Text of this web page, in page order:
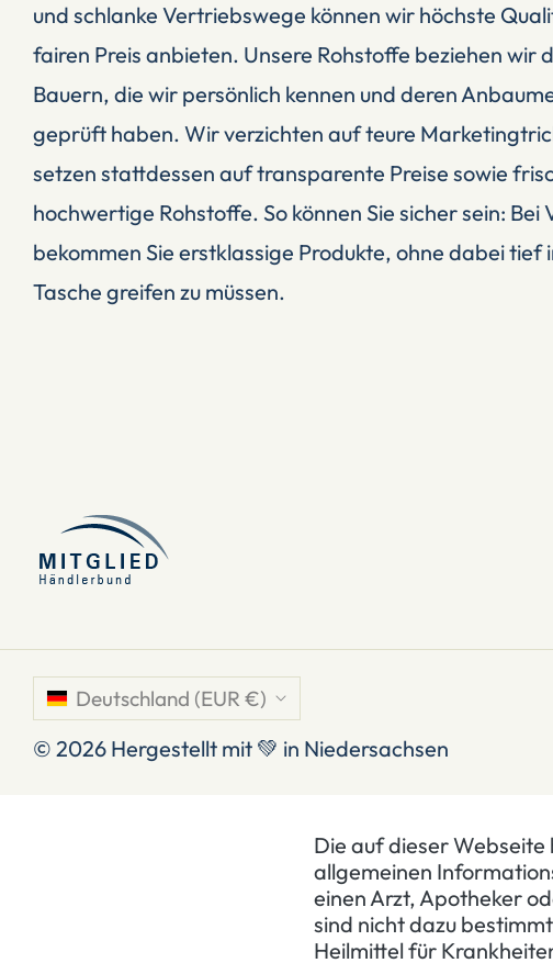
und schlanke Vertriebswege können wir höchste
fairen Preis anbieten. Unsere Rohstoffe beziehen wir
Bauern, die wir persönlich kennen und deren
geprüft haben. Wir verzichten auf teure
setzen stattdessen auf transparente Preise sowie
hochwertige Rohstoffe. So können Sie sicher sein: Bei
bekommen Sie erstklassige Produkte, ohne dabei tief
Tasche greifen zu müssen.
Deutschland (EUR €)
© 2026 Hergestellt mit 💚 in Niedersachsen
Die auf dieser
allgemeinen
einen Arzt, Apotheker
sind nicht dazu
Heilmittel für